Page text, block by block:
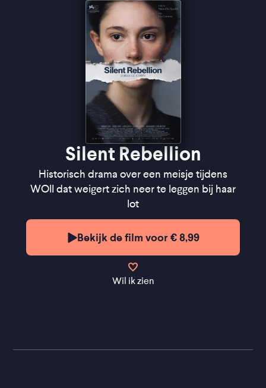
''Functioneel gefilmd historisch drama met een
gloedvolle hoofdrolspeelster'' ★★★
''Een verhaal dat de moed weet in te spreken om
op te staan tegen onrecht'' ★★★½
''Een gelaagd speelfilmdebuut'' - de Filmkrant
Silent Rebellion
Historisch drama over een meisje tijdens
WOII dat weigert zich neer te leggen bij haar
lot
Bekijk de film voor € 8,99
Wil ik zien